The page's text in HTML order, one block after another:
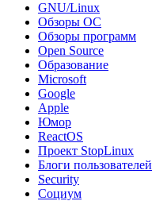
GNU/Linux
Обзоры ОС
Обзоры программ
Open Source
Образование
Microsoft
Google
Apple
Юмор
ReactOS
Проект StopLinux
Блоги пользователей
Security
Социум